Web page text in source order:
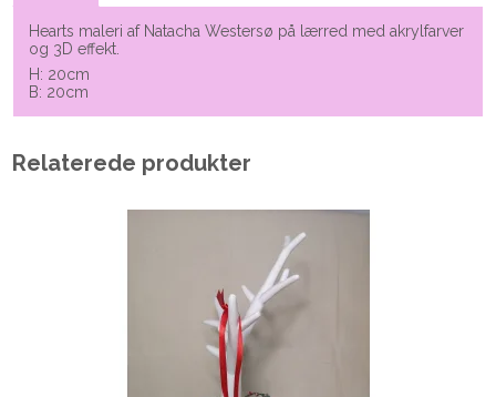
Hearts maleri af Natacha Westersø på lærred med akrylfarver
og 3D effekt.
H: 20cm
B: 20cm
Relaterede produkter